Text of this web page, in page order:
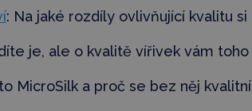
: Na jaké rozdíly ovlivňující kvalitu si
je, ale o kvalitě vířivek vám toho
MicroSilk a proč se bez něj kvalitní